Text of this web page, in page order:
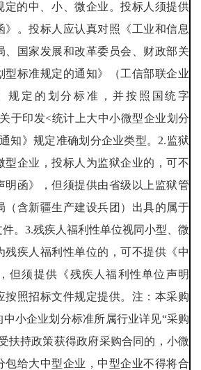
定的中、小、微企业。投标人须提供
》。投标人应认真对照《工业和信息
、国家发展和改革委员会、财政部关
型标准规定的通知》（工信部联企业
）规定的划分标准，并按照国统字
关于印发<统计上大中小微型企业划分
知》规定准确划分企业类型。2.监狱
型企业，投标人为监狱企业的，可不
明函》，但须提供由省级以上监狱管
（含新疆生产建设兵团）出具的属于
。3.残疾人福利性单位视同小型、微
残疾人福利性单位的，可不提供《中
但须提供《残疾人福利性单位声明
照招标文件规定提供。注：本采购
小企业划分标准所属行业详见“采购
扶持政策获得政府采购合同的，小微
包给大中型企业，中型企业不得将合